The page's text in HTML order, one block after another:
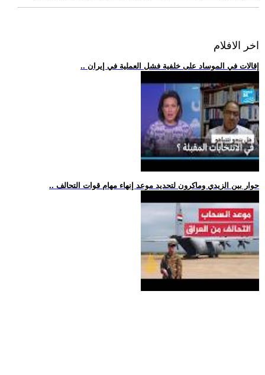
اخر الافلام
.. إقالات في الموساد على خلفية فشل العملية في إيران
.. حوار بين الزيدي وماكرون لتحديد موعد إنهاء مهام قوات التحالف